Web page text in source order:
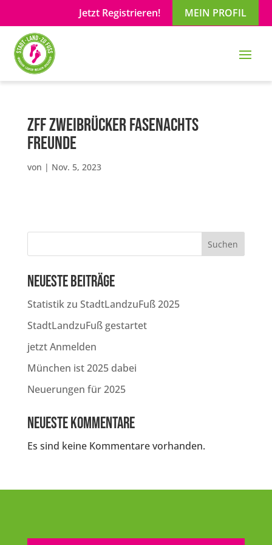
Jetzt Registrieren! MEIN PROFIL
ZFF Zweibrücker Fasenachts
Freunde
von | Nov. 5, 2023
Suchen
Neueste Beiträge
Statistik zu StadtLandzuFuß 2025
StadtLandzuFuß gestartet
jetzt Anmelden
München ist 2025 dabei
Neuerungen für 2025
Neueste Kommentare
Es sind keine Kommentare vorhanden.